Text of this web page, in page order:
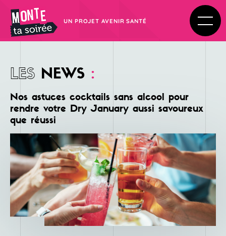
UN PROJET AVENIR SANTÉ
LES NEWS :
Nos astuces cocktails sans alcool pour
rendre votre Dry January aussi savoureux
que réussi